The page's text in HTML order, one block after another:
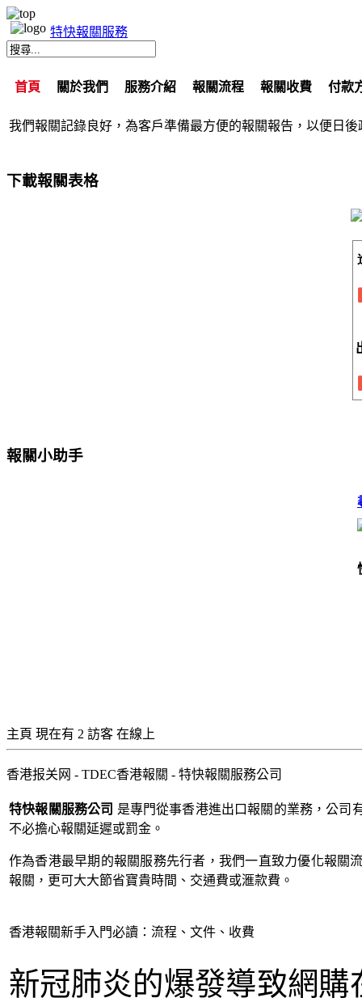
特快報關服務
首頁 關於我們 服務介紹 報關流程 報關收費 付款
我們報關記錄良好，為客戶準備最方便的報關報告，以便日
下載報關表格
報關小助手
主頁 現在有 2 訪客 在線上
香港报关网 - TDEC香港報關 - 特快報關服務公司
特快報關服務公司 是專門從事香港進出口報關的業務，公司
不必擔心報關延遲或罰金。
作為香港最早期的報關服務先行者，我們一直致力優化報關
報關，更可大大節省寶貴時間、交通費或滙款費。
香港報關新手入門必讀：流程、文件、收費
新冠肺炎的爆發導致網